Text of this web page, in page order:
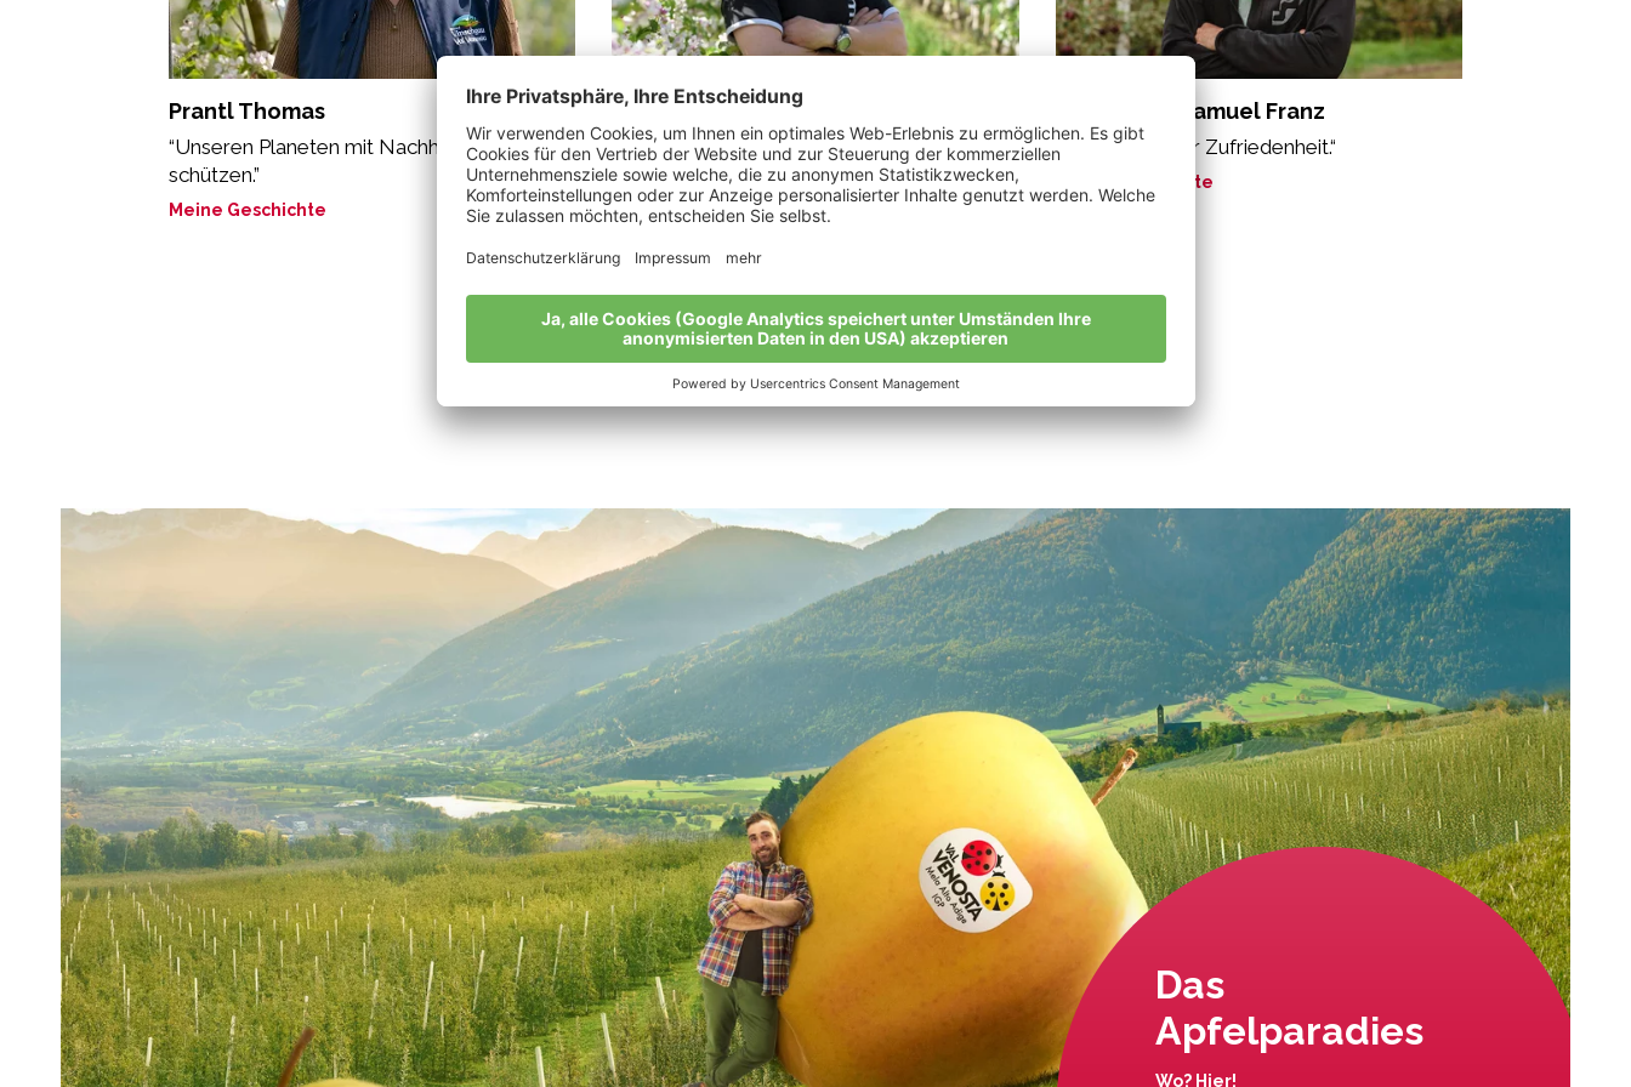
Prantl Thomas
“Unseren Planeten mit Nachhaltigkeit
schützen.”
Meine Geschichte
Weiss Josef
„Bio-Äpfel sind das beste Produkt der
Natur.“
Meine Geschichte
Jennewein Samuel Franz
„Das Gefühl der Zufriedenheit.“
Meine Geschichte
Alle Bio-Bauern im Überblick
Das
Apfelparadies
Wo? Hier!